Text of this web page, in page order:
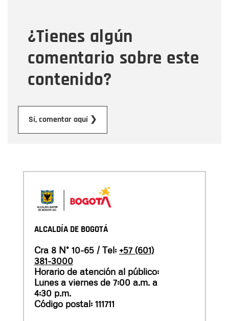
¿Tienes algún
comentario sobre este
contenido?
Sí, comentar aquí ❯
Mensaje
ALCALDÍA DE BOGOTÁ
Cra 8 N° 10-65 / Tel: +57 (601)
381-3000
Horario de atención al público:
Lunes a viernes de 7:00 a.m. a
4:30 p.m.
Código postal: 111711